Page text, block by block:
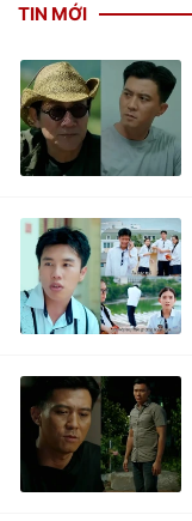
TIN MỚI